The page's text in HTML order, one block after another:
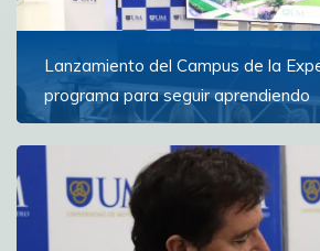
Lanzamiento del Campus de la
programa para seguir aprendiendo
para personas con experiencia que
horizontes y continuar creciendo